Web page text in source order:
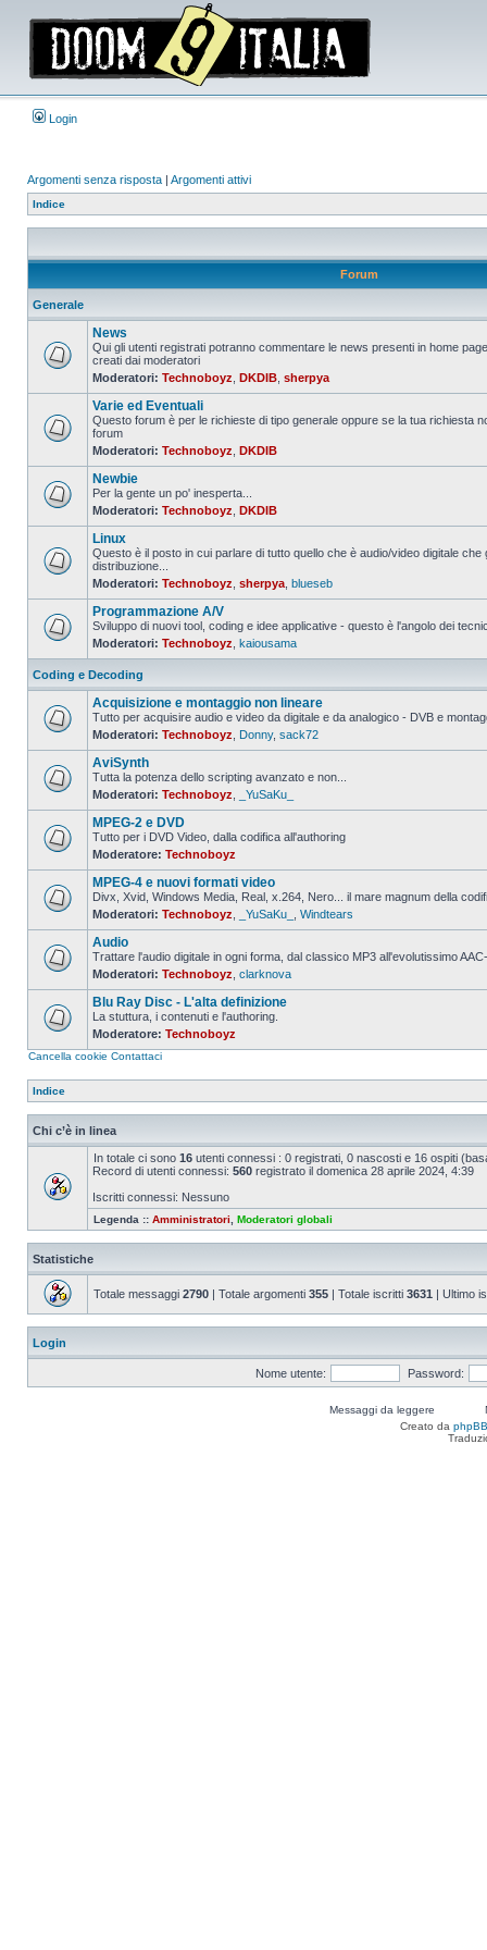
Login
Argomenti senza risposta | Argomenti attivi
Indice
Forum
Generale
Nessun
da
leggere
News
Qui gli utenti registrati potranno commentare le news presenti in home
creati dai moderatori
Moderatori: Technoboyz DKDIB sherpya
Nessun
da
leggere
Varie ed Eventuali
Questo forum è per le richieste di tipo generale oppure se la tua richiesta
forum
Moderatori: Technoboyz DKDIB
Nessun
messaggio
leggere
Newbie
Per la gente un po' inesperta...
Moderatori: Technoboyz DKDIB
Nessun
da
leggere
Linux
Questo è il posto in cui parlare di tutto quello che è audio/video digitale
distribuzione...
Moderatori: Technoboyz sherpya blueseb
Nessun
messaggio
da
leggere
Programmazione A/V
Sviluppo di nuovi tool, coding e idee applicative - questo è l'angolo dei
Moderatori: Technoboyz kaiousama
Coding e Decoding
Nessun
messaggio
da
leggere
Acquisizione e montaggio non lineare
Tutto per acquisire audio e video da digitale e da analogico - DVB e
Moderatori: Technoboyz Donny, sack72
Nessun
messaggio
da
leggere
AviSynth
Tutta la potenza dello scripting avanzato e non...
Moderatori: Technoboyz _YuSaKu_
Nessun
messaggio
da
leggere
MPEG-2 e DVD
Tutto per i DVD Video, dalla codifica all'authoring
Moderatore: Technoboyz
Nessun
messaggio
da
leggere
MPEG-4 e nuovi formati video
Divx, Xvid, Windows Media, Real, x.264, Nero... il mare magnum della
Moderatori: Technoboyz _YuSaKu_ Windtears
Nessun
messaggio
da
leggere
Audio
Trattare l'audio digitale in ogni forma, dal classico MP3 all'evolutissimo
Moderatori: Technoboyz clarknova
Nessun
messaggio
da
Blu Ray Disc - L'alta definizione
La stuttura, i contenuti e l'authoring.
Moderatore: Technoboyz
Cancella cookie Contattaci
Indice
Chi c’è in linea
In totale ci sono 16 utenti connessi : 0 registrati, 0 nascosti e 16 ospiti
Record di utenti connessi: 560 registrato il domenica 28 aprile 2024, 4:39
Iscritti connessi: Nessuno
Legenda :: Amministratori Moderatori globali
Statistiche
Totale messaggi 2790 | Totale argomenti 355 | Totale iscritti 3631 | Ultimo
Login
Nome utente: Password:
Messaggi da leggere
Creato da phpBB